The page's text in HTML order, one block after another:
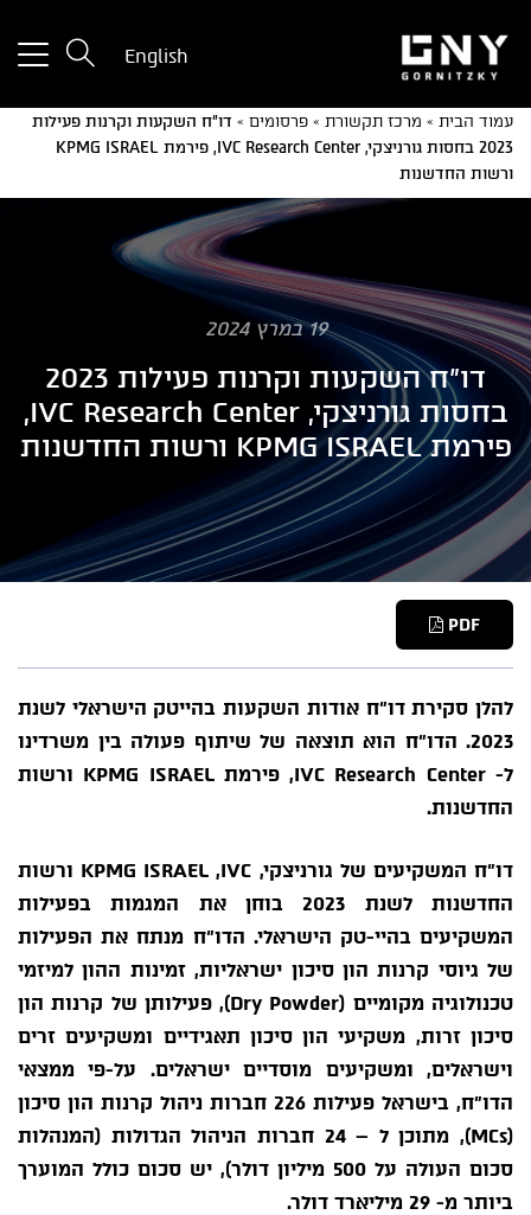
for
English
עמוד הבית » מרכז תקשורת » פרסומים » דו"ח השקעות וקרנות פעילות
2023 בחסות גורניצקי, IVC Research Center, פירמת KPMG ISRAEL
ורשות החדשנות
19 במרץ 2024
דו"ח השקעות וקרנות פעילות 2023
בחסות גורניצקי, IVC Research Center,
פירמת KPMG ISRAEL ורשות החדשנות
PDF
להלן סקירת דו"ח אודות השקעות בהייטק הישראלי לשנת
2023. הדו"ח הוא תוצאה של שיתוף פעולה בין משרדינו
ל-IVC Research Center
, פירמת KPMG ISRAEL ורשות
החדשנות.
דו"ח המשקיעים של גורניצקי, KPMG ISRAEL ,IVC ורשות
החדשנות לשנת 2023 בוחן את המגמות בפעילות
המשקיעים בהיי-טק הישראלי. הדו"ח מנתח את הפעילות
של גיוסי קרנות הון סיכון ישראליות, זמינות ההון למיזמי
טכנולוגיה מקומיים (Dry Powder), פעילותן של קרנות הון
סיכון זרות, משקיעי הון סיכון תאגידיים ומשקיעים זרים
וישראלים, ומשקיעים מוסדיים ישראלים. על-פי ממצאי
הדו"ח, בישראל פעילות 226 חברות ניהול קרנות הון סיכון
(MCs), מתוכן ל – 24 חברות הניהול הגדולות (המנהלות
סכום העולה על 500 מיליון דולר), יש סכום כולל המוערך
ביותר מ- 29 מיליארד דולר.